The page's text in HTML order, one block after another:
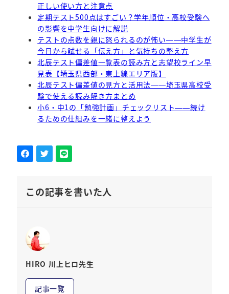
正しい使い方と注意点
定期テスト500点はすごい？学年順位・高校受験へ
の影響を中学生向けに解説
テストの点数を親に怒られるのが怖い——中学生が
今日から試せる「伝え方」と気持ちの整え方
北辰テスト偏差値一覧表の読み方と志望校ライン早
見表【埼玉県西部・東上線エリア版】
北辰テスト偏差値の見方と活用法——埼玉県高校受
験で使える読み解き方まとめ
小6・中1の「勉強計画」チェックリスト——続け
るための仕組みを一緒に整えよう
この記事を書いた人
HIRO 川上ヒロ先生
記事一覧